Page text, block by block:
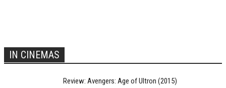
IN CINEMAS
Review: Avengers: Age of Ultron (2015)